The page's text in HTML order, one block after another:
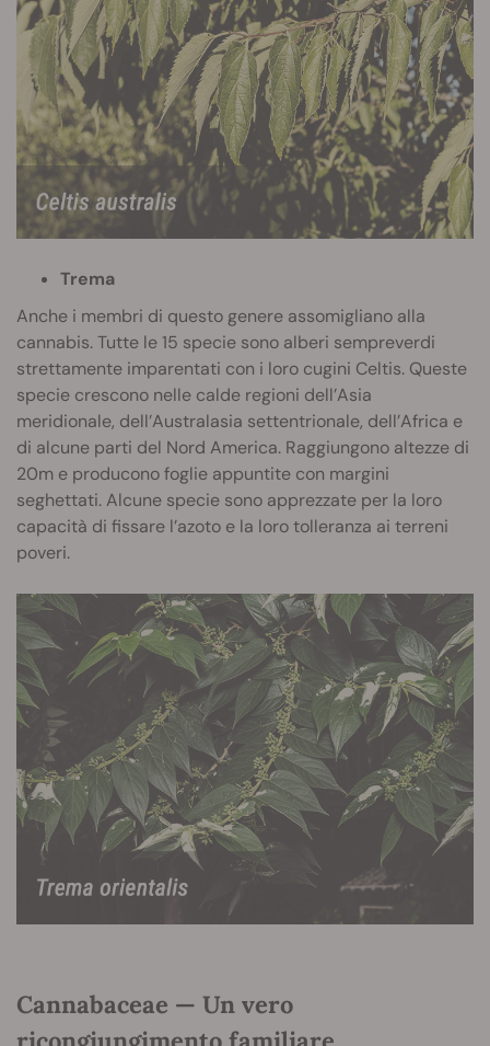
Trema
Anche i membri di questo genere assomigliano alla
cannabis. Tutte le 15 specie sono alberi sempreverdi
strettamente imparentati con i loro cugini Celtis. Queste
specie crescono nelle calde regioni dell’Asia
meridionale, dell’Australasia settentrionale, dell’Africa e
di alcune parti del Nord America. Raggiungono altezze di
20m e producono foglie appuntite con margini
seghettati. Alcune specie sono apprezzate per la loro
capacità di fissare l’azoto e la loro tolleranza ai terreni
poveri.
Cannabaceae — Un vero